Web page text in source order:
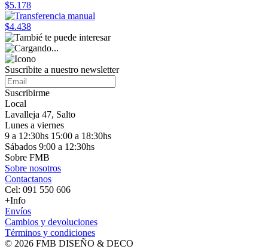
$5.178
$4.438
Suscribite a nuestro newsletter
Suscribirme
Local
Lavalleja 47, Salto
Lunes a viernes
9 a 12:30hs 15:00 a 18:30hs
Sábados 9:00 a 12:30hs
Sobre FMB
Sobre nosotros
Contactanos
Cel: 091 550 606
+Info
Envíos
Cambios y devoluciones
Términos y condiciones
© 2026 FMB DISEÑO & DECO